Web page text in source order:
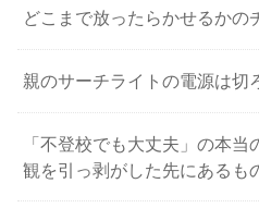
どこまで放ったらかせるかの
親のサーチライトの電源は切
「不登校でも大丈夫」の本
観を引っ剥がした先にあるも